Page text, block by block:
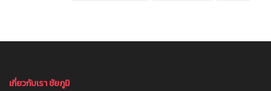
เกี่ยวกับเรา ชัยภูมิ